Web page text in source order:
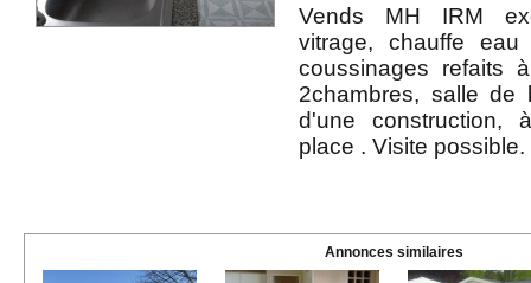
Vends MH IRM
vitrage, chauffe
coussinages refaits
2chambres, salle de
d'une construction,
place . Visite possible.
Annonces similaires